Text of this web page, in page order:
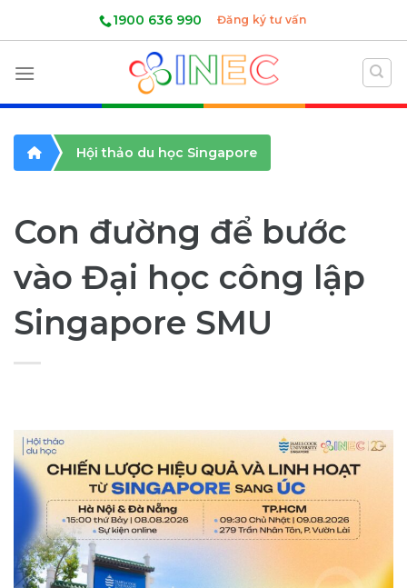
1900 636 990 Đăng ký tư vấn
Hội thảo du học Singapore
Con đường để bước
vào Đại học công lập
Singapore SMU